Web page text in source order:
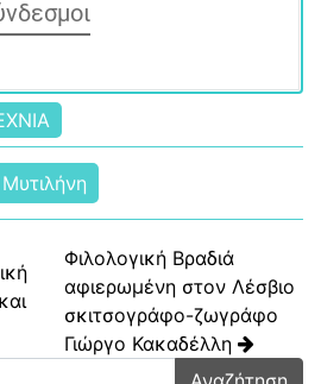
Μυτιλήνη
άρθρων
Φιλολογική Βραδιά
αφιερωμένη στον Λέσβιο
σκιτσογράφο-ζωγράφο
Γιώργο Κακαδέλλη